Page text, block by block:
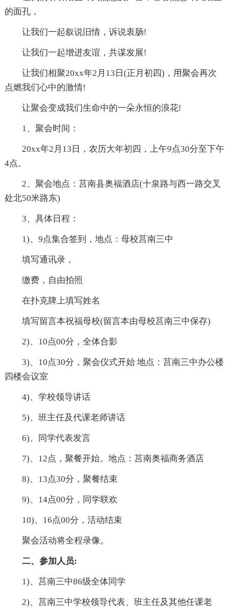
的面孔，
让我们一起叙说旧情，诉说衷肠!
让我们一起增进友谊，共谋发展!
让我们相聚20xx年2月13日(正月初四)，用聚会再次
点燃我们心中的激情!
让聚会变成我们生命中的一朵永恒的浪花!
1、聚会时间：
20xx年2月13日，农历大年初四，上午9点30分至下午
4点。
2、聚会地点：莒南县奥福酒店(十泉路与西一路交叉
处北50米路东)
3、具体日程：
1)、9点集合签到，地点：母校莒南三中
填写通讯录，
缴费，自由拍照
在扑克牌上填写姓名
填写留言本祝福母校(留言本由母校莒南三中保存)
2)、10点00分，全体合影
3)、10点30分，聚会仪式开始 地点：莒南三中办公楼
四楼会议室
4)、学校领导讲话
5)、班主任及代课老师讲话
6)、同学代表发言
7)、12点，聚餐开始。地点：莒南奥福商务酒店
8)、13点30分，聚餐结束
9)、14点00分，同学联欢
10)、16点00分，活动结束
聚会活动将全程录像。
二、参加人员:
1)、莒南三中86级全体同学
2)、莒南三中学校领导代表、班主任及其他任课老